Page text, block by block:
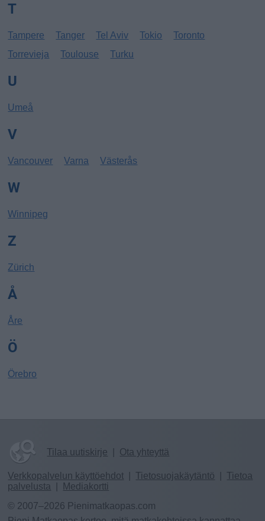
T
Tampere Tanger Tel Aviv Tokio
Toronto
Torrevieja
Toulouse Turku
U
Umeå
V
Vancouver Varna Västerås
W
Winnipeg
Z
Zürich
Å
Åre
Ö
Örebro
Tilaa uutiskirje Ota yhteyttä
Verkkopalvelun käyttöehdot Tietosuojakäytäntö
Tietoa
palvelusta
Mediakortti
© 2007–2026 Pienimatkaopas.com